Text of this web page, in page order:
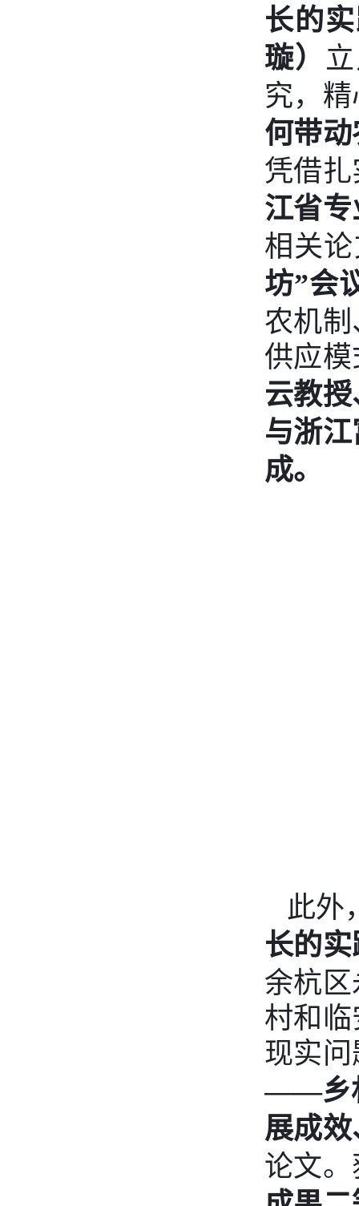
长的
璇）
究，
何带
凭借
江省
相关
坊”会
农机
供应
云教
与浙
成。
此外
长的
余杭
村和
现实
——乡
展成
论文